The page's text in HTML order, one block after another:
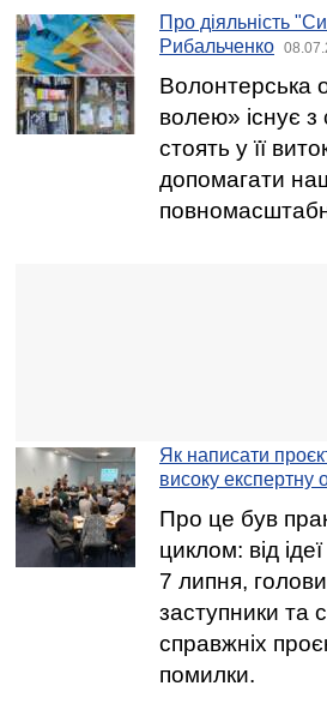
Про діяльність
Рибальченко
Волонтерська
волею» існує
стоять у її
допомагати
Як написати
високу експертну
Про це був
циклом: від
7 липня, голови
заступники та
справжніх
помилки.